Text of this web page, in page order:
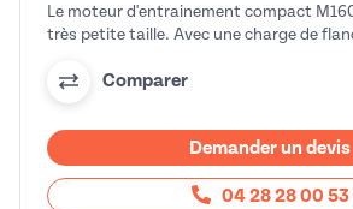
Le moteur d'entrainement compact
très petite taille. Avec une charge de
Comparer
Demander un devis
04 28 28 00 53